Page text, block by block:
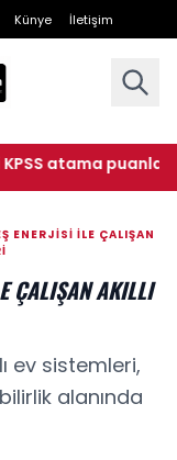
Künye İletişim
atama puanları:
ENERJISI ILE ÇALIŞAN
ÇALIŞAN AKILLI
ev sistemleri,
alanında